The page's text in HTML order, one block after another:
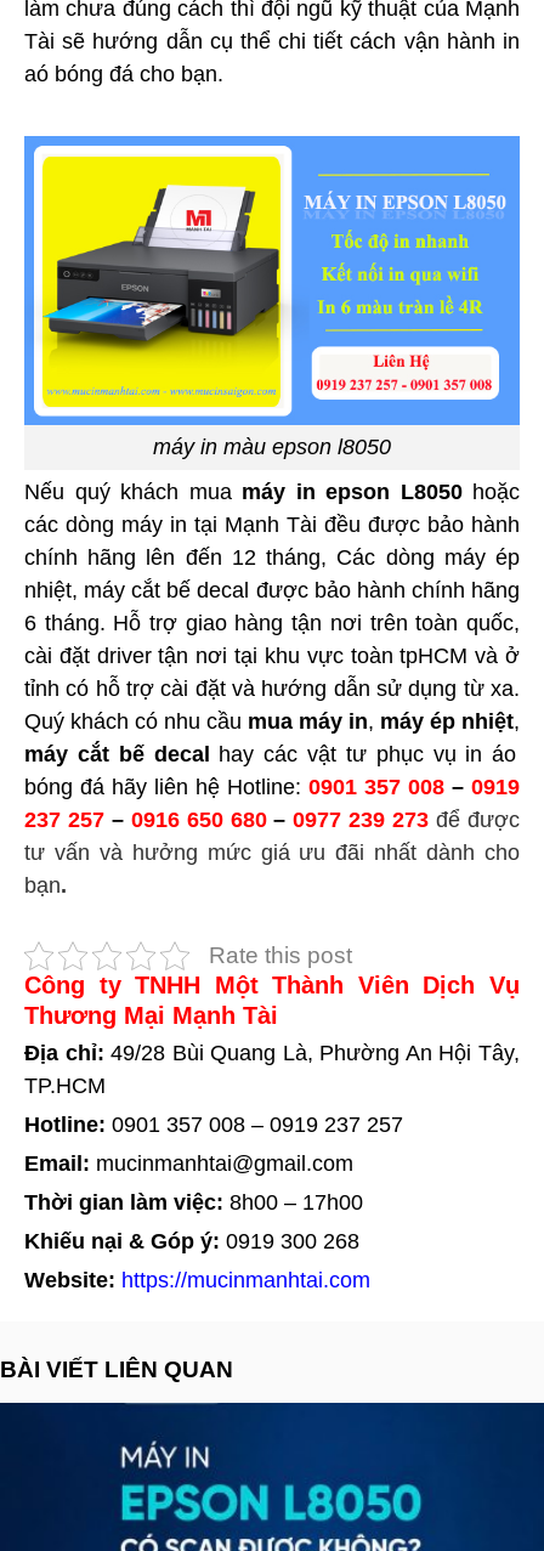
làm chưa đúng cách thì đội ngũ kỹ thuật của Mạnh
Tài sẽ hướng dẫn cụ thể chi tiết cách vận hành in
aó bóng đá cho bạn.
máy in màu epson l8050
Nếu quý khách mua máy in epson L8050hoặc
các dòng máy in tại Mạnh Tài đều được bảo hành
chính hãng lên đến 12 tháng, Các dòng máy ép
nhiệt, máy cắt bế decal được bảo hành chính hãng
6 tháng. Hỗ trợ giao hàng tận nơi trên toàn quốc,
cài đặt driver tận nơi tại khu vực toàn tpHCM và ở
tỉnh có hỗ trợ cài đặt và hướng dẫn sử dụng từ xa.
Quý khách có nhu cầu mua máy in, máy ép nhiệt,
máy cắt bế decal hay các vật tư phục vụ in áo
bóng đá hãy liên hệ Hotline: 0901 357 008 – 0919
237 257– 0916 650 680– 0977 239 273để được
tư vấn và hưởng mức giá ưu đãi nhất dành cho
bạn.
Rate this post
Công ty TNHH Một Thành Viên Dịch Vụ
Thương Mại Mạnh Tài
Địa chỉ: 49/28 Bùi Quang Là, Phường An Hội Tây,
TP.HCM
Hotline: 0901 357 008 – 0919 237 257
Email: mucinmanhtai@gmail.com
Thời gian làm việc: 8h00 – 17h00
Khiếu nại & Góp ý: 0919 300 268
Website: https://mucinmanhtai.com
BÀI VIẾT LIÊN QUAN